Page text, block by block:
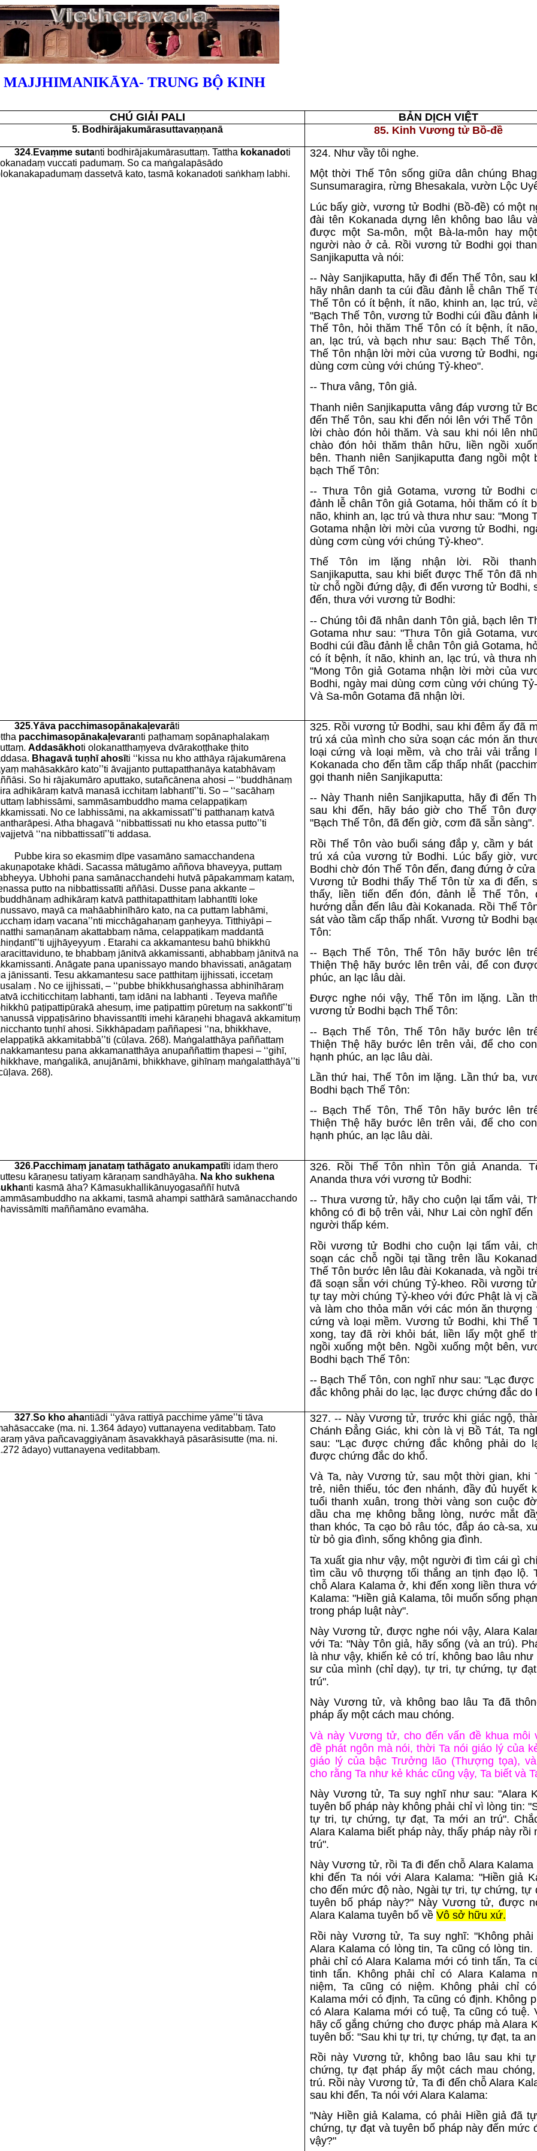
MAJJHIMANIKĀYA- TRUNG BỘ KINH
CHÚ GIẢI PALI BẢN DỊCH VIỆT
5. Bodhirājakumārasuttavaṇṇanā 85. Kinh Vương tử Bồ-đề
324. Evaṃme sutanti bodhirājakumārasuttaṃ. Tattha kokanadoti
vuccati padumaṃ. So ca maṅgalapāsādo
dassetvā kato, tasmā kokanadoti saṅkhaṃ labhi.
324. Như vầy tôi nghe.
Một thời Thế Tôn sống giữa dân chúng
Sunsumaragira, rừng Bhesakala, vườn Lộc
Lúc bấy giờ, vương tử Bodhi (Bồ-đề) có một
đài tên Kokanada dựng lên không bao lâu
được một Sa-môn, một Bà-la-môn hay
người nào ở cả. Rồi vương tử Bodhi gọi
Sanjikaputta và nói:
-- Này Sanjikaputta, hãy đi đến Thế Tôn, sau
hãy nhân danh ta cúi đầu đảnh lễ chân Thế
Thế Tôn có ít bệnh, ít não, khinh an, lạc trú,
"Bạch Thế Tôn, vương tử Bodhi cúi đầu đảnh
Thế Tôn, hỏi thăm Thế Tôn có ít bệnh, ít
an, lạc trú, và bạch như sau: Bạch Thế
Thế Tôn nhận lời mời của vương tử Bodhi,
dùng cơm cùng với chúng Tỷ-kheo".
-- Thưa vâng, Tôn giả.
Thanh niên Sanjikaputta vâng đáp vương tử
đến Thế Tôn, sau khi đến nói lên với Thế Tôn
lời chào đón hỏi thăm. Và sau khi nói lên
chào đón hỏi thăm thân hữu, liền ngồi
bên. Thanh niên Sanjikaputta đang ngồi một
bạch Thế Tôn:
-- Thưa Tôn giả Gotama, vương tử Bodhi
đảnh lễ chân Tôn giả Gotama, hỏi thăm có ít
não, khinh an, lạc trú và thưa như sau: "Mong
Gotama nhận lời mời của vương tử Bodhi,
dùng cơm cùng với chúng Tỷ-kheo".
Thế Tôn im lặng nhận lời. Rồi
Sanjikaputta, sau khi biết được Thế Tôn đã
từ chỗ ngồi đứng dậy, đi đến vương tử Bodhi,
đến, thưa với vương tử Bodhi:
-- Chúng tôi đã nhân danh Tôn giả, bạch lên
Gotama như sau: "Thưa Tôn giả Gotama,
Bodhi cúi đầu đảnh lễ chân Tôn giả Gotama,
có ít bệnh, ít não, khinh an, lạc trú, và thưa
"Mong Tôn giả Gotama nhận lời mời của
Bodhi, ngày mai dùng cơm cùng với chúng
Và Sa-môn Gotama đã nhận lời.
325.Yāva pacchimasopānakaḷevarāti
pacchimasopānakaḷevaranti paṭhamaṃ sopānaphalakaṃ
Addasākhoti olokanatthaṃyeva dvārakoṭṭhake ṭhito
Bhagavā tuṇhī ahosīti ‘‘kissa nu kho atthāya rājakumārena
mahāsakkāro kato’’ti āvajjanto puttapatthanāya katabhāvaṃ
So hi rājakumāro aputtako, sutañcānena ahosi – ‘‘buddhānaṃ
adhikāraṃ katvā manasā icchitaṃ labhantī’’ti. So – ‘‘sacāhaṃ
labhissāmi, sammāsambuddho mama celappaṭikaṃ
No ce labhissāmi, na akkamissatī’’ti patthanaṃ katvā
Atha bhagavā ‘‘nibbattissati nu kho etassa putto’’ti
‘‘na nibbattissatī’’ti addasa.
Pubbe kira so ekasmiṃ dīpe vasamāno samacchandena
khādi. Sacassa mātugāmo aññova bhaveyya, puttaṃ
Ubhohi pana samānacchandehi hutvā pāpakammaṃ kataṃ,
putto na nibbattissatīti aññāsi. Dusse pana akkante –
adhikāraṃ katvā patthitapatthitaṃ labhantīti loke
mayā ca mahāabhinīhāro kato, na ca puttaṃ labhāmi,
idaṃ vacana’’nti micchāgahaṇaṃ gaṇheyya. Titthiyāpi –
samaṇānaṃ akattabbaṃ nāma, celappaṭikaṃ maddantā
ujjhāyeyyuṃ . Etarahi ca akkamantesu bahū bhikkhū
te bhabbaṃ jānitvā akkamissanti, abhabbaṃ jānitvā na
Anāgate pana upanissayo mando bhavissati, anāgataṃ
jānissanti. Tesu akkamantesu sace patthitaṃ ijjhissati, iccetaṃ
. No ce ijjhissati, – ‘‘pubbe bhikkhusaṅghassa abhinīhāraṃ
icchiticchitaṃ labhanti, taṃ idāni na labhanti . Teyeva maññe
paṭipattipūrakā ahesuṃ, ime paṭipattiṃ pūretuṃ na sakkontī’’ti
vippaṭisārino bhavissantīti imehi kāraṇehi bhagavā akkamituṃ
tuṇhī ahosi. Sikkhāpadaṃ paññapesi ‘‘na, bhikkhave,
akkamitabbā’’ti (cūḷava. 268). Maṅgalatthāya paññattaṃ
pana akkamanatthāya anupaññattiṃ ṭhapesi – ‘‘gihī,
maṅgalikā, anujānāmi, bhikkhave, gihīnaṃ maṅgalatthāyā’’ti
268).
325. Rồi vương tử Bodhi, sau khi đêm ấy đã
trú xá của mình cho sửa soạn các món ăn
loại cứng và loại mềm, và cho trải vải trắng
Kokanada cho đến tầm cấp thấp nhất
gọi thanh niên Sanjikaputta:
-- Này Thanh niên Sanjikaputta, hãy đi đến
sau khi đến, hãy báo giờ cho Thế Tôn
"Bạch Thế Tôn, đã đến giờ, cơm đã sẵn sàng".
Rồi Thế Tôn vào buổi sáng đắp y, cầm y bát
trú xá của vương tử Bodhi. Lúc bấy giờ,
Bodhi chờ đón Thế Tôn đến, đang đứng ở
Vương tử Bodhi thấy Thế Tôn từ xa đi đến,
thấy, liền tiến đến đón, đảnh lễ Thế Tôn,
hướng dẫn đến lâu đài Kokanada. Rồi Thế
sát vào tầm cấp thấp nhất. Vương tử Bodhi
Tôn:
-- Bạch Thế Tôn, Thế Tôn hãy bước lên
Thiện Thệ hãy bước lên trên vải, để con
phúc, an lạc lâu dài.
Ðược nghe nói vậy, Thế Tôn im lặng. Lần
vương tử Bodhi bạch Thế Tôn:
-- Bạch Thế Tôn, Thế Tôn hãy bước lên
Thiện Thệ hãy bước lên trên vải, để cho
hạnh phúc, an lạc lâu dài.
Lần thứ hai, Thế Tôn im lặng. Lần thứ ba,
Bodhi bạch Thế Tôn:
-- Bạch Thế Tôn, Thế Tôn hãy bước lên
Thiện Thệ hãy bước lên trên vải, để cho
hạnh phúc, an lạc lâu dài.
326. Pacchimaṃ janataṃ tathāgato anukampatīti idaṃ thero
kāraṇesu tatiyaṃ kāraṇaṃ sandhāyāha. Na kho sukhena
nti kasmā āha? Kāmasukhallikānuyogasaññī hutvā
na akkami, tasmā ahampi satthārā samānacchando
maññamāno evamāha.
326. Rồi Thế Tôn nhìn Tôn giả Ananda.
Ananda thưa với vương tử Bodhi:
-- Thưa vương tử, hãy cho cuộn lại tấm vải,
không có đi bộ trên vải, Như Lai còn nghĩ đến
người thấp kém.
Rồi vương tử Bodhi cho cuộn lại tấm vải,
soạn các chỗ ngồi tại tầng trên lầu
Thế Tôn bước lên lâu đài Kokanada, và ngồi
đã soạn sẵn với chúng Tỷ-kheo. Rồi vương
tự tay mời chúng Tỷ-kheo với đức Phật là vị
và làm cho thỏa mãn với các món ăn thượng
cứng và loại mềm. Vương tử Bodhi, khi Thế
xong, tay đã rời khỏi bát, liền lấy một ghế
ngồi xuống một bên. Ngồi xuống một bên,
Bodhi bạch Thế Tôn:
-- Bạch Thế Tôn, con nghĩ như sau: "Lạc
đắc không phải do lạc, lạc được chứng đắc do
327.So kho ahantiādi ‘‘yāva rattiyā pacchime yāme’’ti tāva
(ma. ni. 1.364 ādayo) vuttanayena veditabbaṃ. Tato
yāva pañcavaggiyānaṃ āsavakkhayā pāsarāsisutte (ma. ni.
ādayo) vuttanayena veditabbaṃ.
327. -- Này Vương tử, trước khi giác ngộ,
Chánh Ðẳng Giác, khi còn là vị Bồ Tát, Ta
sau: "Lạc được chứng đắc không phải do
được chứng đắc do khổ.
Và Ta, này Vương tử, sau một thời gian, khi
trẻ, niên thiếu, tóc đen nhánh, đầy đủ huyết
tuổi thanh xuân, trong thời vàng son cuộc
dầu cha mẹ không bằng lòng, nước mắt
than khóc, Ta cạo bỏ râu tóc, đắp áo cà-sa,
từ bỏ gia đình, sống không gia đình.
Ta xuất gia như vậy, một người đi tìm cái gì
tìm cầu vô thượng tối thắng an tịnh đạo lộ.
chỗ Alara Kalama ở, khi đến xong liền thưa
Kalama: "Hiền giả Kalama, tôi muốn sống
trong pháp luật này".
Này Vương tử, được nghe nói vậy, Alara
với Ta: "Này Tôn giả, hãy sống (và an trú).
là như vậy, khiến kẻ có trí, không bao lâu như
sư của mình (chỉ dạy), tự tri, tự chứng, tự
trú".
Này Vương tử, và không bao lâu Ta đã
pháp ấy một cách mau chóng.
Và này Vương tử, cho đến vấn đề khua môi
đề phát ngôn mà nói, thời Ta nói giáo lý của
giáo lý của bậc Trưởng lão (Thượng tọa),
cho rằng Ta như kẻ khác cũng vậy, Ta biết và
Này Vương tử, Ta suy nghĩ như sau: "Alara
tuyên bố pháp này không phải chỉ vì lòng tin:
tự tri, tự chứng, tự đạt, Ta mới an trú".
Alara Kalama biết pháp này, thấy pháp này rồi
trú".
Này Vương tử, rồi Ta đi đến chỗ Alara
khi đến Ta nói với Alara Kalama: "Hiền giả
cho đến mức độ nào, Ngài tự tri, tự chứng, tự
tuyên bố pháp này?" Này Vương tử, được
Alara Kalama tuyên bố về Vô sở hữu xứ.
Rồi này Vương tử, Ta suy nghĩ: "Không phải
Alara Kalama có lòng tin, Ta cũng có lòng tin.
phải chỉ có Alara Kalama mới có tinh tấn, Ta
tinh tấn. Không phải chỉ có Alara Kalama
niệm, Ta cũng có niệm. Không phải chỉ
Kalama mới có định, Ta cũng có định. Không
có Alara Kalama mới có tuệ, Ta cũng có tuệ.
hãy cố gắng chứng cho được pháp mà Alara
tuyên bố: "Sau khi tự tri, tự chứng, tự đạt, ta
Rồi này Vương tử, không bao lâu sau khi
chứng, tự đạt pháp ấy một cách mau
trú. Rồi này Vương tử, Ta đi đến chỗ Alara
sau khi đến, Ta nói với Alara Kalama:
"Này Hiền giả Kalama, có phải Hiền giả đã
chứng, tự đạt và tuyên bố pháp này đến mức
vậy?"